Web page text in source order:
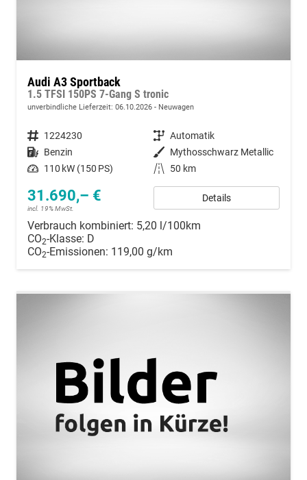
Audi A3 Sportback
1.5 TFSI 150PS 7-Gang S tronic
unverbindliche Lieferzeit: 06.10.2026 Neuwagen
Fahrzeugnummer 1224230 Getriebe Automatik
Kraftstoff Benzin Außenfarbe Mythosschwarz Metallic
Leistung 110 kW (150 PS) Kilometerstand 50 km
31.690,– €
incl. 19% MwSt.
Details
Verbrauch kombiniert: 5,20 l/100km
CO2-Klasse: D
CO2-Emissionen: 119,00 g/km